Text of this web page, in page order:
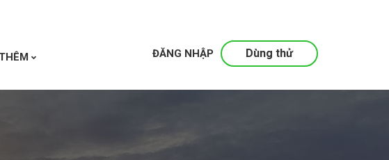
THÊM Dùng thử
ĐĂNG NHẬP